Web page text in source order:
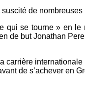
suscité de
qui se tourne » en
de but Jonathan
carrière
de s’achever en